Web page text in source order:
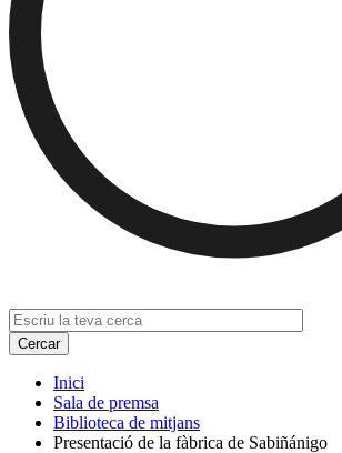
Inici
Sala de premsa
Biblioteca de mitjans
Presentació de la fàbrica de Sabiñánigo